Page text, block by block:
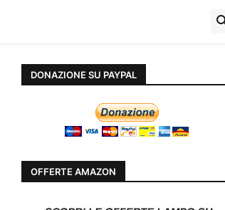
DONAZIONE SU PAYPAL
OFFERTE AMAZON